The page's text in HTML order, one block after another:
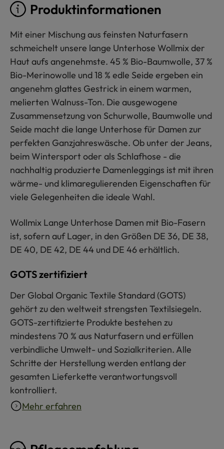
Produktinformationen
Mit einer Mischung aus feinsten Naturfasern
schmeichelt unsere lange Unterhose Wollmix der
Haut aufs angenehmste. 45 % Bio-Baumwolle, 37 %
Bio-Merinowolle und 18 % edle Seide ergeben ein
angenehm glattes Gestrick in einem warmen,
melierten Walnuss-Ton. Die ausgewogene
Zusammensetzung von Schurwolle, Baumwolle und
Seide macht die lange Unterhose für Damen zur
perfekten Ganzjahreswäsche. Ob unter der Jeans,
beim Wintersport oder als Schlafhose - die
nachhaltig produzierte Damenleggings ist mit ihren
wärme- und klimaregulierenden Eigenschaften für
viele Gelegenheiten die ideale Wahl.
Wollmix Lange Unterhose Damen mit Bio-Fasern
ist, sofern auf Lager, in den Größen DE 36, DE 38,
DE 40, DE 42, DE 44 und DE 46 erhältlich.
GOTS zertifiziert
Der Global Organic Textile Standard (GOTS)
gehört zu den weltweit strengsten Textilsiegeln.
GOTS-zertifizierte Produkte bestehen zu
mindestens 70 % aus Naturfasern und erfüllen
verbindliche Umwelt- und Sozialkriterien. Alle
Schritte der Herstellung werden entlang der
gesamten Lieferkette verantwortungsvoll
kontrolliert.
Mehr erfahren